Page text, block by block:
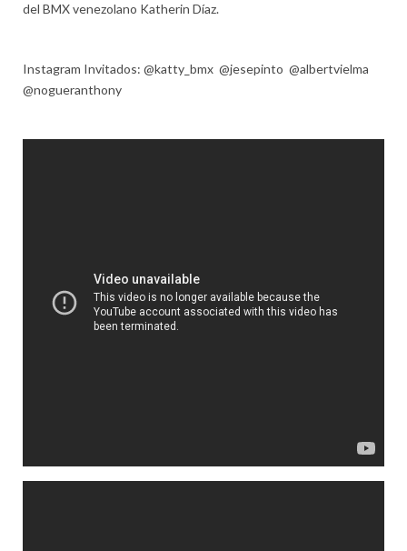
del BMX venezolano Katherin Díaz.
Instagram Invitados: @katty_bmx @jesepinto @albertvielma
@nogueranthony